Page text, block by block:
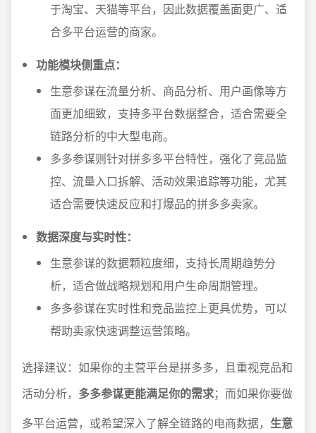
于淘宝、天猫等平台，因此数据覆盖面更广、适
合多平台运营的商家。
功能模块侧重点：
生意参谋在流量分析、商品分析、用户画像等方
面更加细致，支持多平台数据整合，适合需要全
链路分析的中大型电商。
多多参谋则针对拼多多平台特性，强化了竞品监
控、流量入口拆解、活动效果追踪等功能，尤其
适合需要快速反应和打爆品的拼多多卖家。
数据深度与实时性：
生意参谋的数据颗粒度细，支持长周期趋势分
析，适合做战略规划和用户生命周期管理。
多多参谋在实时性和竞品监控上更具优势，可以
帮助卖家快速调整运营策略。
选择建议：如果你的主营平台是拼多多，且重视竞品和
活动分析， 多多参谋更能满足你的需求；而如果你要做
多平台运营，或希望深入了解全链路的电商数据， 生意